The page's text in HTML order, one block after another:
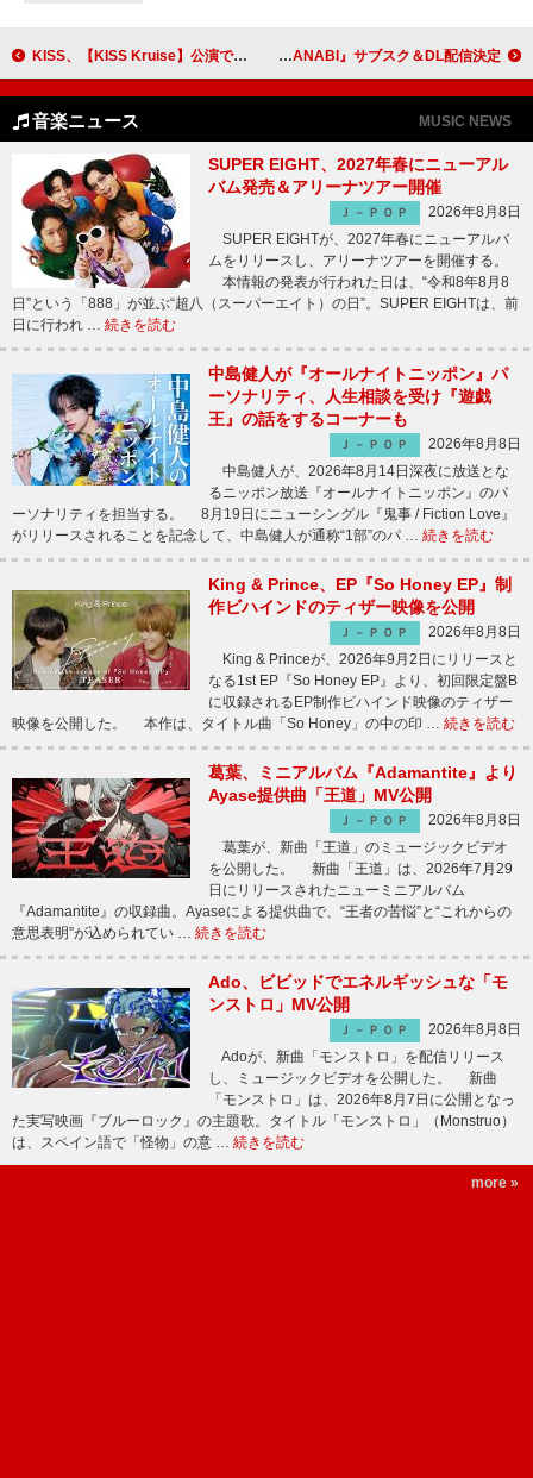
KISS、【KISS Kruise】公演で故エース・フレーリーにキャンドルを掲げて追悼 timelesz、AL『FAM』／ファンとの花火イベントを彩った楽曲コンピ『HANABI』サブスク＆DL配信決定
音楽ニュース MUSIC NEWS
SUPER EIGHT、2027年春にニューアル
バム発売＆アリーナツアー開催
Ｊ－ＰＯＰ
2026年8月8日
SUPER EIGHTが、2027年春にニューアルバ
ムをリリースし、アリーナツアーを開催する。
本情報の発表が行われた日は、“令和8年8月8
日”という「888」が並ぶ“超八（スーパーエイト）の日”。SUPER EIGHTは、前
日に行われ … 続きを読む
中島健人が『オールナイトニッポン』パ
ーソナリティ、人生相談を受け『遊戯
王』の話をするコーナーも
Ｊ－ＰＯＰ
2026年8月8日
中島健人が、2026年8月14日深夜に放送とな
るニッポン放送『オールナイトニッポン』のパ
ーソナリティを担当する。 8月19日にニューシングル『鬼事 / Fiction Love』
がリリースされることを記念して、中島健人が通称“1部”のパ … 続きを読む
King & Prince、EP『So Honey EP』制
作ビハインドのティザー映像を公開
Ｊ－ＰＯＰ
2026年8月8日
King & Princeが、2026年9月2日にリリースと
なる1st EP『So Honey EP』より、初回限定盤B
に収録されるEP制作ビハインド映像のティザー
映像を公開した。 本作は、タイトル曲「So Honey」の中の印 … 続きを読む
葛葉、ミニアルバム『Adamantite』より
Ayase提供曲「王道」MV公開
Ｊ－ＰＯＰ
2026年8月8日
葛葉が、新曲「王道」のミュージックビデオ
を公開した。 新曲「王道」は、2026年7月29
日にリリースされたニューミニアルバム
『Adamantite』の収録曲。Ayaseによる提供曲で、“王者の苦悩”と“これからの
意思表明”が込められてい … 続きを読む
Ado、ビビッドでエネルギッシュな「モ
ンストロ」MV公開
Ｊ－ＰＯＰ
2026年8月8日
Adoが、新曲「モンストロ」を配信リリース
し、ミュージックビデオを公開した。 新曲
「モンストロ」は、2026年8月7日に公開となっ
た実写映画『ブルーロック』の主題歌。タイトル「モンストロ」（Monstruo）
は、スペイン語で「怪物」の意 … 続きを読む
more »